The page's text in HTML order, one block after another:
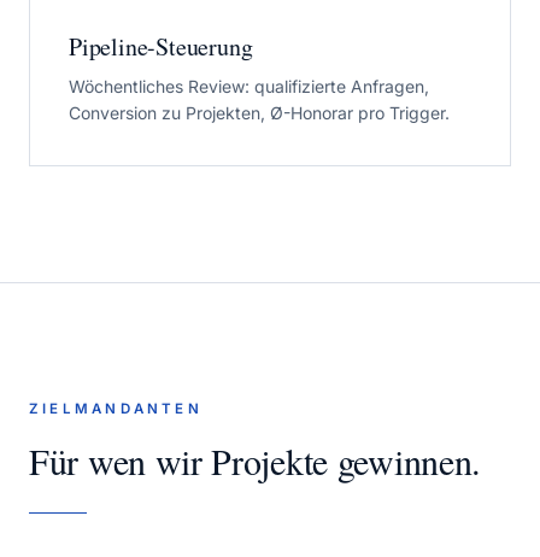
Pipeline-Steuerung
Wöchentliches Review: qualifizierte Anfragen,
Conversion zu Projekten, Ø-Honorar pro Trigger.
ZIELMANDANTEN
Für wen wir Projekte gewinnen.